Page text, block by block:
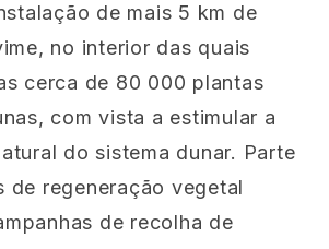
de mais 5 km de
no interior das quais
cerca de 80 000 plantas
com vista a estimular a
do sistema dunar. Parte
de regeneração vegetal
de recolha de